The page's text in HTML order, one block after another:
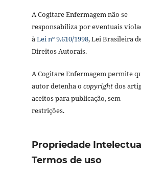
A Cogitare Enfermagem não se
responsabiliza por eventuais
àLei nº 9.610/1998, Lei Brasileira
Direitos Autorais.
A Cogitare Enfermagem permite
autor detenha o copyrightdos
aceitos para publicação, sem
restrições.
Propriedade
Termos de uso